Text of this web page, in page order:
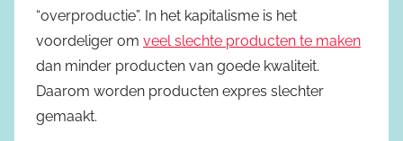
“overproductie”. In het kapitalisme is het
voordeliger om veel slechte producten te maken
dan minder producten van goede kwaliteit.
Daarom worden producten expres slechter
gemaakt.